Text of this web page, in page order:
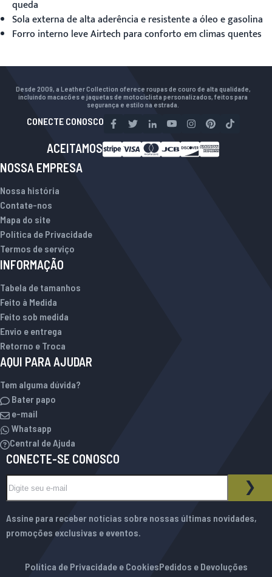
queda
Sola externa de alta aderência e resistente a óleo e gasolina
Forro interno leve Airtech para conforto em climas quentes
Desde 2009, a Leather Collection oferece roupas de couro de alta qualidade,
incluindo macacões e jaquetas de motociclista personalizados, feitos para
segurança e estilo na estrada.
CONECTE CONOSCO
ACEITAMOS
NOSSA EMPRESA
Nossa história
Contate-nos
Mapa do site
Política de Privacidade
Termos de serviço
INFORMAÇÃO
Tabela de tamanhos
Feito à Medida
Feito sob medida
Envio e entrega
Retorno e Troca
AQUI PARA AJUDAR
Tem alguma dúvida?
Bater papo
e-mail
Whatsapp
Central de Ajuda
CONECTE-SE CONOSCO
BOLETIM INFORMATIVO
Assine para receber notícias sobre nossas últimas novidades,
promoções exclusivas e eventos.
Política de Privacidade e CookiesPedidos e Devoluções